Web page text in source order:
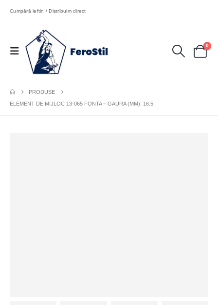
Cumpără ieftin / Distribuim direct
0
PRODUSE
ELEMENT DE MIJLOC 13-065 FONTA – GAURA (MM): 16.5